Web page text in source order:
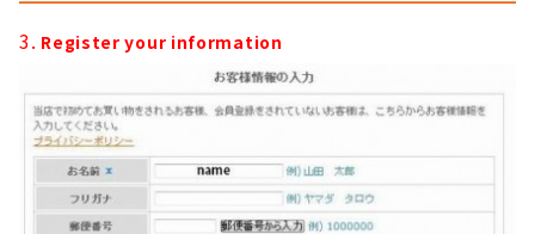
3. Register your information